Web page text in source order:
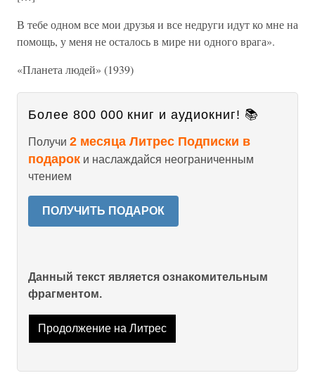
В тебе одном все мои друзья и все недруги идут ко мне на
помощь, у меня не осталось в мире ни одного врага».
«Планета людей» (1939)
Более 800 000 книг и аудиокниг! 📚
Получи 2 месяца Литрес Подписки в
подарок и наслаждайся неограниченным
чтением
ПОЛУЧИТЬ ПОДАРОК
Данный текст является ознакомительным
фрагментом.
Продолжение на Литрес